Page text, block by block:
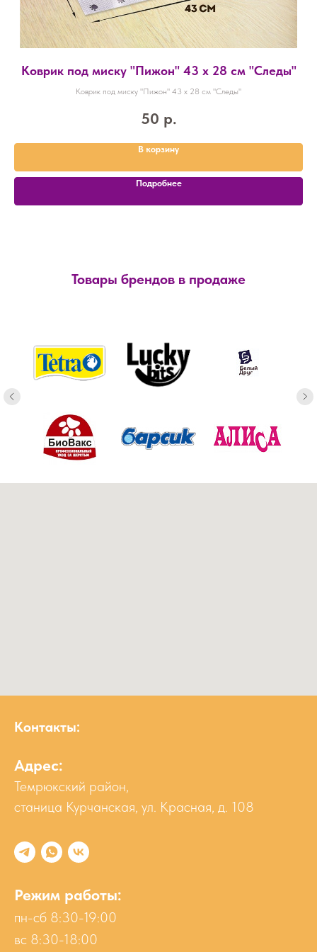
Коврик под миску "Пижон" 43 х 28 см "Следы"
Коврик под миску "Пижон" 43 х 28 см "Следы"
50 р.
В корзину
Подробнее
Товары брендов в продаже
Контакты:
Адрес:
Темрюкский район,
станица Курчанская, ул. Красная, д. 108
Режим работы:
пн-сб 8:30-19:00
вс 8:30-18:00